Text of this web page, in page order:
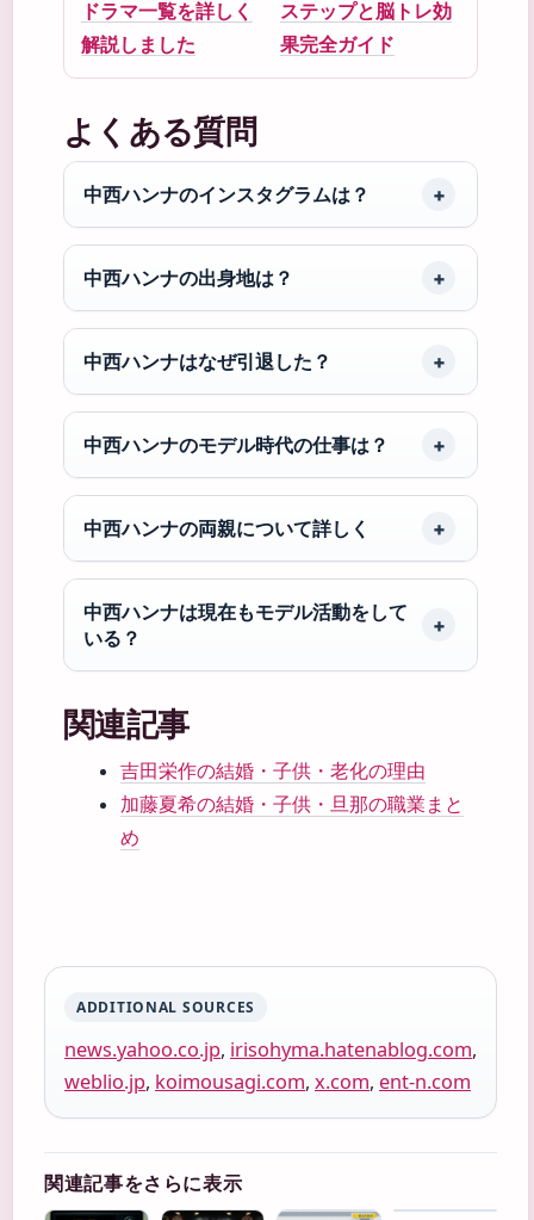
ドラマ一覧を詳しく
解説しました
ステップと脳トレ効
果完全ガイド
よくある質問
中西ハンナのインスタグラムは？
中西ハンナの出身地は？
中西ハンナはなぜ引退した？
中西ハンナのモデル時代の仕事は？
中西ハンナの両親について詳しく
中西ハンナは現在もモデル活動をして
いる？
関連記事
吉田栄作の結婚・子供・老化の理由
加藤夏希の結婚・子供・旦那の職業まと
め
ADDITIONAL SOURCES
news.yahoo.co.jp, irisohyma.hatenablog.com,
weblio.jp, koimousagi.com, x.com, ent-n.com
関連記事をさらに表示